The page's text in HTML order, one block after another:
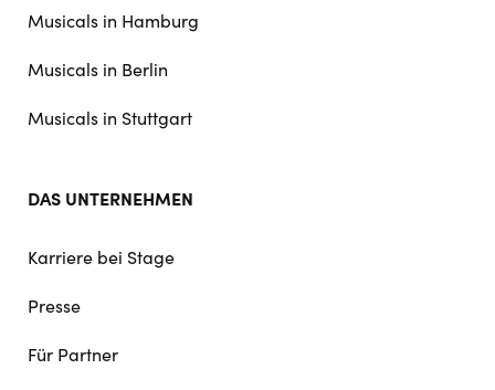
Musicals in Hamburg
Musicals in Berlin
Musicals in Stuttgart
DAS UNTERNEHMEN
Karriere bei Stage
Presse
Für Partner